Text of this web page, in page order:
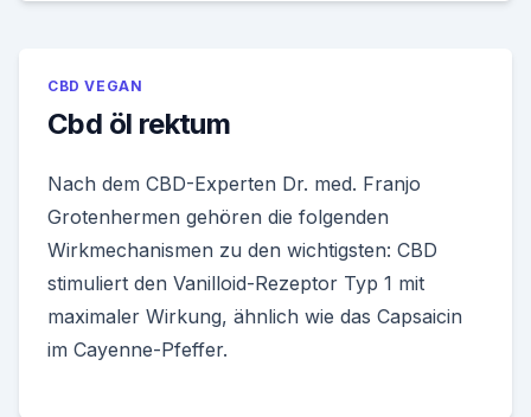
CBD VEGAN
Cbd öl rektum
Nach dem CBD-Experten Dr. med. Franjo
Grotenhermen gehören die folgenden
Wirkmechanismen zu den wichtigsten: CBD
stimuliert den Vanilloid-Rezeptor Typ 1 mit
maximaler Wirkung, ähnlich wie das Capsaicin
im Cayenne-Pfeffer.